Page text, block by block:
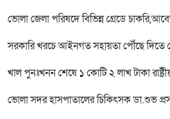
ভোলা জেলা পরিষদে বিভিন্ন গ্রেডে
সরকারি খরচে আইনগত সহায়তা পৌঁছে দিতে
খাল পুনঃখনন শেষে ১ কোটি ২ লাখ টাকা
ভোলা সদর হাসপাতালের চিকিৎসক ডা.শুভ